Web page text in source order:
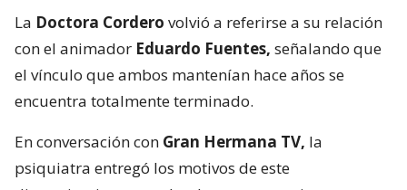
La Doctora Cordero volvió a referirse a su relación
con el animador Eduardo Fuentes, señalando que
el vínculo que ambos mantenían hace años se
encuentra totalmente terminado.
En conversación con Gran Hermana TV, la
psiquiatra entregó los motivos de este